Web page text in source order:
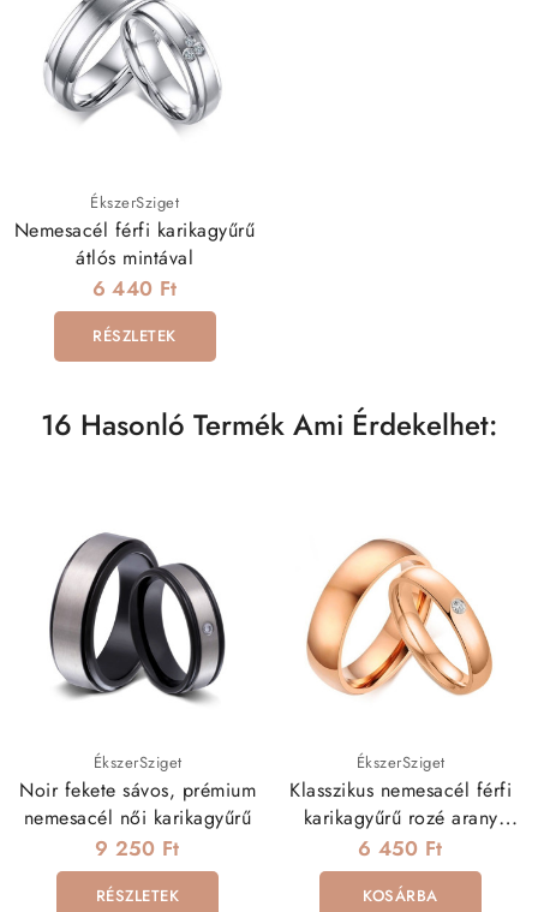
ÉkszerSziget
Nemesacél férfi karikagyűrű
átlós mintával
6 440 Ft
RÉSZLETEK
16 Hasonló Termék Ami Érdekelhet:
ÉkszerSziget
Noir fekete sávos, prémium
nemesacél női karikagyűrű
9 250 Ft
RÉSZLETEK
ÉkszerSziget
Klasszikus nemesacél férfi
karikagyűrű rozé arany
bevonattal
6 450 Ft
KOSÁRBA